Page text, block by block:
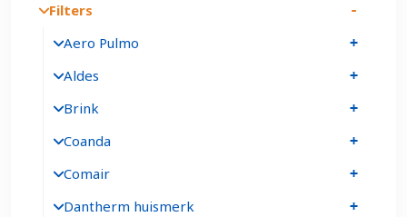
Filters
Aero Pulmo
Aldes
Brink
Coanda
Comair
Dantherm huismerk